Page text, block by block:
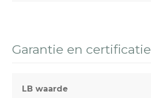
Garantie en certificatie
LB waarde